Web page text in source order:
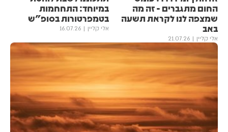
החום מתגברים - זה מה
שמצפה לנו לקראת תשעה
באב
אלי קליין 21.07.26
במיוחד: התחחמות
בטמפרטורות בסופ"ש
אלי קליין 16.07.26